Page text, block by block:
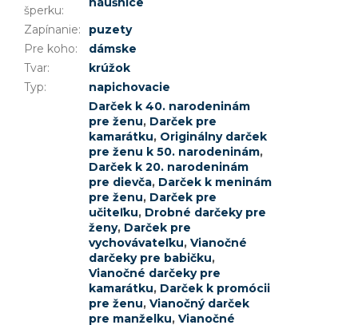
šperku:
Zapínanie:
puzety
Pre koho:
dámske
Tvar:
krúžok
Typ: napichovacie
Darček k 40. narodeninám
pre ženu, Darček pre
kamarátku, Originálny darček
pre ženu k 50. narodeninám,
Darček k 20. narodeninám
pre dievča, Darček k meninám
pre ženu, Darček pre
učiteľku, Drobné darčeky pre
ženy, Darček pre
vychovávateľku, Vianočné
darčeky pre babičku,
Vianočné darčeky pre
kamarátku, Darček k promócii
pre ženu, Vianočný darček
pre manželku, Vianočné